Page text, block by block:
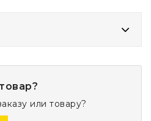
или товару?